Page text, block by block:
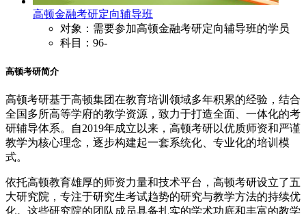
高顿金融考研定向辅导班
对象：需要参加高顿金融考研定向辅导班的学员
科目：96-
高顿考研简介
高顿考研基于高顿集团在教育培训领域多年积累的经验，结合
全国多所高等学府的教学资源，致力于打造全面、一体化的考
研辅导体系。自2019年成立以来，高顿考研以优质师资和严谨
教学为核心理念，逐步构建起一套系统化、专业化的培训模
式。
依托高顿教育雄厚的师资力量和技术平台，高顿考研设立了五
大研究院，专注于研究生考试趋势的研究与教学方法的持续优
化。这些研究院的团队成员具备扎实的学术功底和丰富的教学